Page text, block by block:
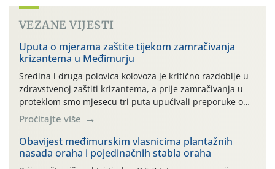
VEZANE VIJESTI
Uputa o mjerama zaštite tijekom zamračivanja
krizantema u Međimurju
Sredina i druga polovica kolovoza je kritično razdoblje u
zdravstvenoj zaštiti krizantema, a prije zamračivanja u
proteklom smo mjesecu tri puta upućivali preporuke o
preventivnim mjerama zaštite krizantema od najčešćih
uzročnika bolesti, štetnika i fito-fagnih grinja (23.7., 14.7.,
06.7.)! Na početku ovog mjeseca je zabilježeno je
povijesno i ekstremno vruće meteorološko razdoblje, uz
najviše temperature […]
Pročitajte više
Obavijest međimurskim vlasnicima plantažnih
nasada oraha i pojedinačnih stabla oraha